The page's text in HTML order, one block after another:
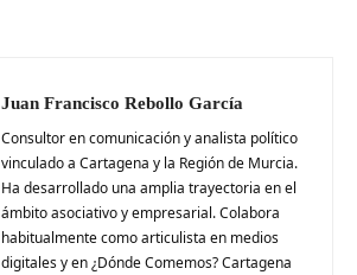
Juan Francisco Rebollo García
Consultor en comunicación y analista político
vinculado a Cartagena y la Región de Murcia.
Ha desarrollado una amplia trayectoria en el
ámbito asociativo y empresarial. Colabora
habitualmente como articulista en medios
digitales y en ¿Dónde Comemos? Cartagena